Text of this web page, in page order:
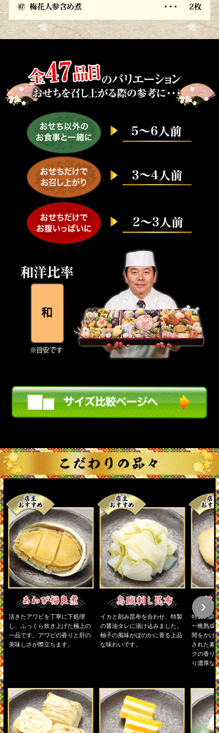
活きたアワビを丁寧に下処理
し、ふっくら炊き上げた極上の
一品です。アワビの香りと肝の
美味しさが際立ちます。
イカと刻み昆布を合わせ、特製
の醤油タレに漬け込みました。
柚子の風味がほのかに香る上品
な味わいです。
特製の調
一晩熟成
間をかけ
された素
クの香り
り濃厚な